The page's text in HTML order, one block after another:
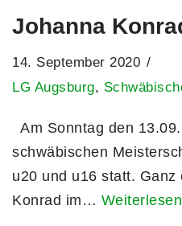
Johanna
14. September 2020
LG Augsburg,
Am Sonntag den
schwäbischen
u20 und u16 statt.
Konrad im…